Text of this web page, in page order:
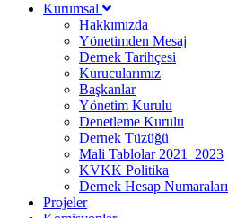
Kurumsal
Hakkımızda
Yönetimden Mesaj
Dernek Tarihçesi
Kurucularımız
Başkanlar
Yönetim Kurulu
Denetleme Kurulu
Dernek Tüzüğü
Mali Tablolar 2021_2023
KVKK Politika
Dernek Hesap Numaraları
Projeler